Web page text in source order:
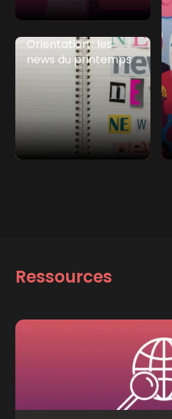
Orientation : les
news du printemps
Ressources